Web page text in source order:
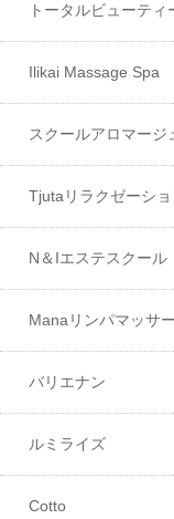
トータルビューテ
Ilikai Massage Spa
スクールアロマージ
Tjutaリラクゼーシ
N＆Iエステスクール
Manaリンパマッサ
バリエナン
ルミライズ
Cotto